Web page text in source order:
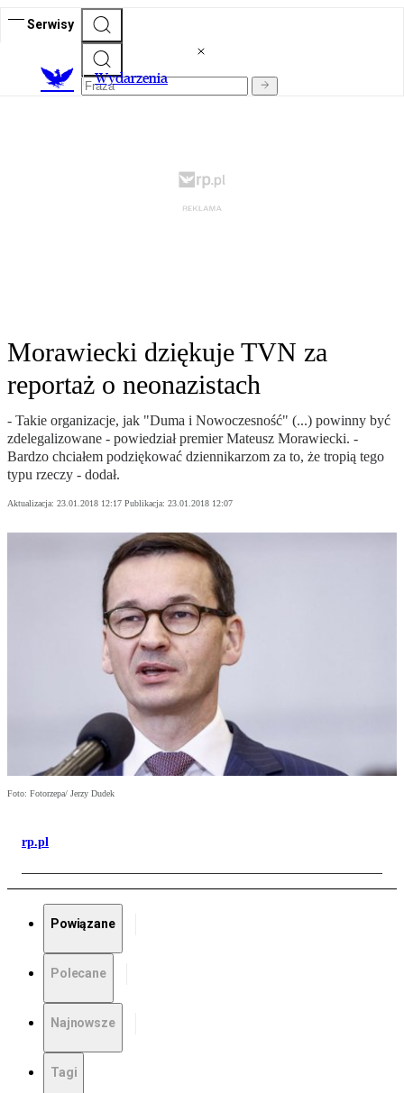
Serwisy
Wydarzenia
Morawiecki dziękuje TVN za
reportaż o neonazistach
- Takie organizacje, jak "Duma i Nowoczesność" (...) powinny być
zdelegalizowane - powiedział premier Mateusz Morawiecki. -
Bardzo chciałem podziękować dziennikarzom za to, że tropią tego
typu rzeczy - dodał.
Aktualizacja: 23.01.2018 12:17 Publikacja: 23.01.2018 12:07
Foto: Fotorzepa/ Jerzy Dudek
rp.pl
Powiązane
Polecane
Najnowsze
Tagi